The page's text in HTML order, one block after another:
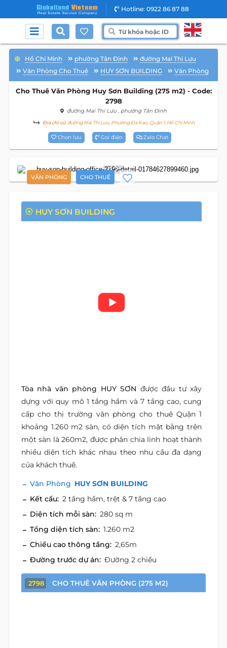
Hotline: 0922 86 87 88
Hồ Chí Minh phường Tân Định
đường Mai Thị Lựu
Văn Phòng Cho Thuê
HUY SƠN BUILDING Văn Phòng
Cho Thuê Văn Phòng Huy Sơn Building (275 m2) - Code:
2798
đường Mai Thị Lựu , phường Tân Định
Địa chỉ cũ:đường Mai Thị Lựu, Phường Đa Kao, Quận 1, Hồ Chí Minh
Chọn lưu Gọi điện Zalo Chat
VĂN PHÒNG CHO THUÊ
12
HUY SƠN BUILDING
Tòa nhà văn phòng HUY SƠN được đầu tư xây
dựng với quy mô 1 tầng hầm và 7 tầng cao, cung
cấp cho thị trường văn phòng cho thuê Quận 1
khoảng 1.260 m2 sàn, có diện tích mặt bằng trên
một sàn là 260m2, được phân chia linh hoạt thành
nhiều diện tích khác nhau theo nhu cầu đa dạng
của khách thuê.
Văn Phòng HUY SƠN BUILDING
Kết cấu: 2 tầng hầm, trệt & 7 tầng cao
Diện tích mỗi sàn: 280 sq m
Tổng diện tích sàn: 1.260 m2
Chiều cao thông tầng: 2,65m
Đường trước dự án: Đường 2 chiều
2798 CHO THUÊ VĂN PHÒNG (275 M2)